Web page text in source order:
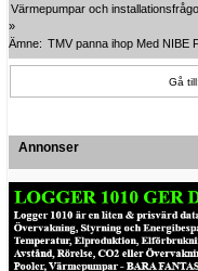
Värmepumpar och
»
Ämne: TMV panna ihop Med NIBE
Gå till:
Annonser